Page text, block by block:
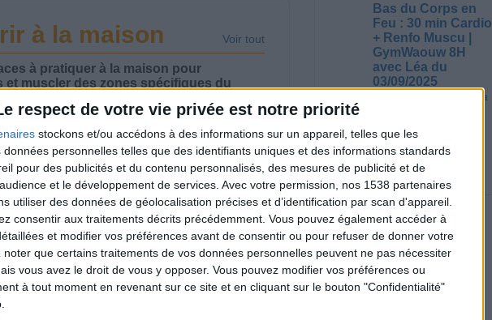
respect de votre vie privée est notre priorité
stockons et/ou accédons à des informations sur un appareil, telles que les
personnelles telles que des identifiants uniques et des informations standards
pour des publicités et du contenu personnalisés, des mesures de publicité et de
et le développement de services. Avec votre permission, nos 1538 partenaires
utiliser des données de géolocalisation précises et d’identification par scan d'appareil.
consentir aux traitements décrits précédemment. Vous pouvez également accéder à
et modifier vos préférences avant de consentir ou pour refuser de donner votre
noter que certains traitements de vos données personnelles peuvent ne pas nécessiter
vous avez le droit de vous y opposer. Vous pouvez modifier vos préférences ou
à tout moment en revenant sur ce site et en cliquant sur le bouton "Confidentialité"
à la maison Voir tout
à pratiquer à la maison pour
et muscler des zones spécifiques du
de marche
à la maison ! |
8H avec
27/08/2025
Étirements et
exercices sur chaise |
GymWaouw 8H avec
Léa du 20/08/2025
Bas du Corps en
Feu : 30 min Cardio
+ Renfo Muscu |
GymWaouw 8H
avec Léa du
03/09/2025
Sport pour maigrir à la
Nouveautés